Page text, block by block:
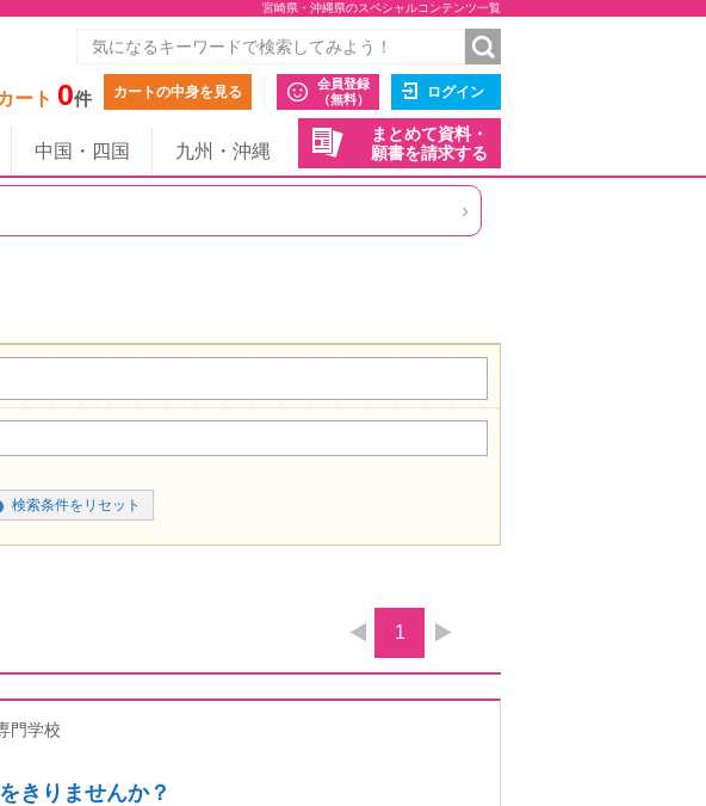
宮崎県・沖縄県のスペシャルコンテンツ一覧
ート 0件 カートの中身を見る
会員登録
（無料）
ログイン
まとめて資料・
願書を請求する
中国・四国 九州・沖縄
›
1
門学校
きりませんか？